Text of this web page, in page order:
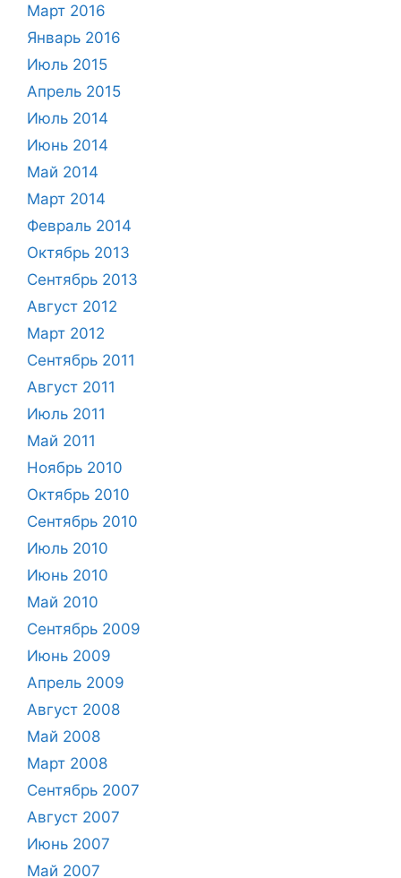
Март 2016
Январь 2016
Июль 2015
Апрель 2015
Июль 2014
Июнь 2014
Май 2014
Март 2014
Февраль 2014
Октябрь 2013
Сентябрь 2013
Август 2012
Март 2012
Сентябрь 2011
Август 2011
Июль 2011
Май 2011
Ноябрь 2010
Октябрь 2010
Сентябрь 2010
Июль 2010
Июнь 2010
Май 2010
Сентябрь 2009
Июнь 2009
Апрель 2009
Август 2008
Май 2008
Март 2008
Сентябрь 2007
Август 2007
Июнь 2007
Май 2007